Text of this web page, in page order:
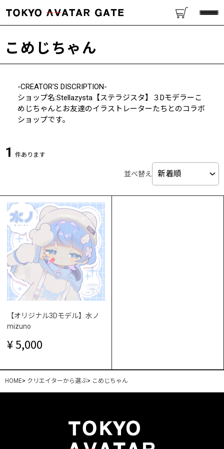
こめじちゃん
-CREATOR'S DISCRIPTION-
ショップ名:Stellazysta【ステラジスタ】３Dモデラーこ
めじちゃんとお友達のイラストレーターたちとのコラボ
ショップです。
1 件あります
並べ替え
【オリジナル3Dモデル】水ノ
mizuno
5,000
HOME> クリエイターから選ぶ> こめじちゃん